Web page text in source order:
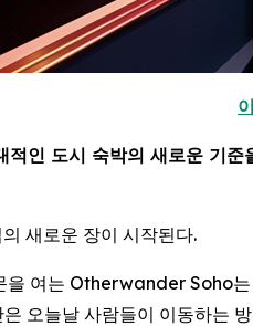
적인 도시 숙박의 새로운 기준
새로운 장이 시작된다.
여는 Otherwander Soho
오늘날 사람들이 이동하는